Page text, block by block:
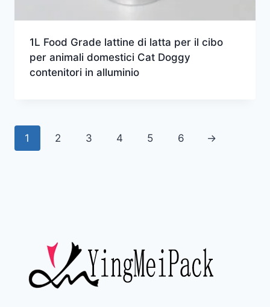
1L Food Grade lattine di latta per il cibo
per animali domestici Cat Doggy
contenitori in alluminio
1 2 3 4 5 6 →